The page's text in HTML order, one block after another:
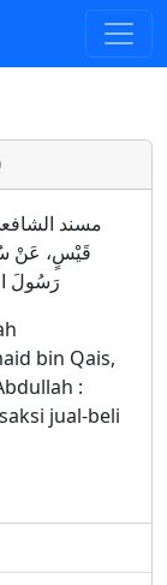
قَيْسٍ، عَنْ
رَسُولَ
bin Qais,
:
jual-beli